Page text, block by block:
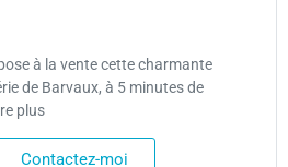
à la vente cette charmante
de Barvaux, à 5 minutes de
plus
Contactez-moi